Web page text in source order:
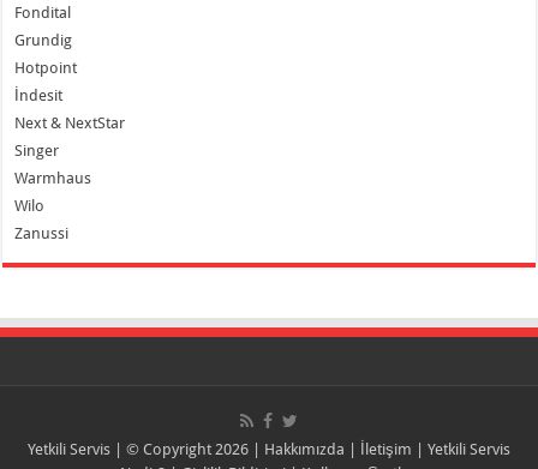
Fondital
Grundig
Hotpoint
İndesit
Next & NextStar
Singer
Warmhaus
Wilo
Zanussi
Yetkili Servis | © Copyright 2026 | Hakkımızda İletişim
Yetkili Servis